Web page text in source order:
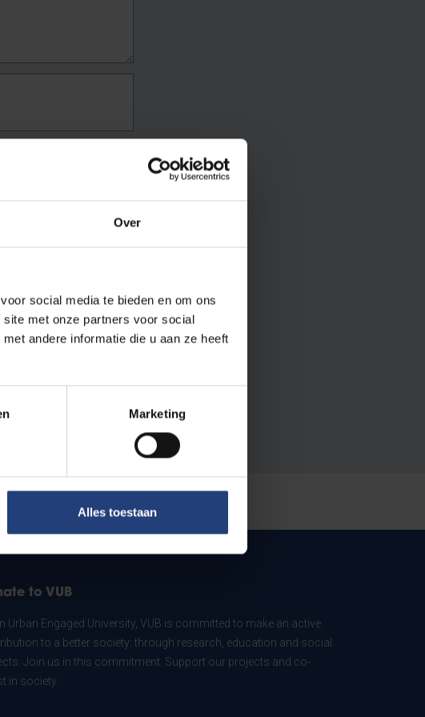
Over
social media te bieden en om ons
met onze partners voor social
andere informatie die u aan ze heeft
Marketing
Alles toestaan
to VUB
Urban Engaged University, VUB is committed to make an active
to a better society: through research, education and social
Join us in this commitment. Support our projects and co-
in society.